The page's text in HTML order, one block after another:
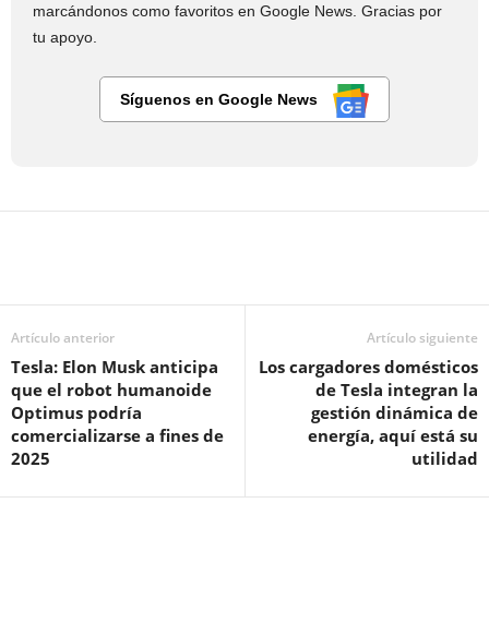
marcándonos como favoritos en Google News. Gracias por
tu apoyo.
Síguenos en Google News
Artículo anterior
Tesla: Elon Musk anticipa
que el robot humanoide
Optimus podría
comercializarse a fines de
2025
Artículo siguiente
Los cargadores domésticos
de Tesla integran la
gestión dinámica de
energía, aquí está su
utilidad